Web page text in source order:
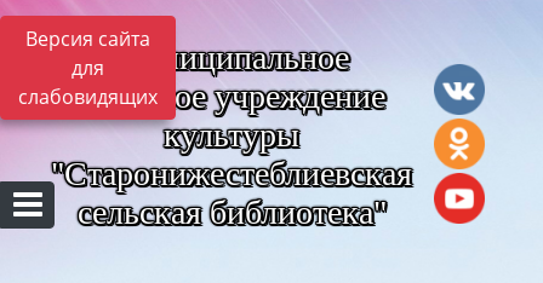
Версия сайта
для
слабовидящих
Муниципальное
казённое учреждение
культуры
"Старонижестеблиевская
сельская библиотека"